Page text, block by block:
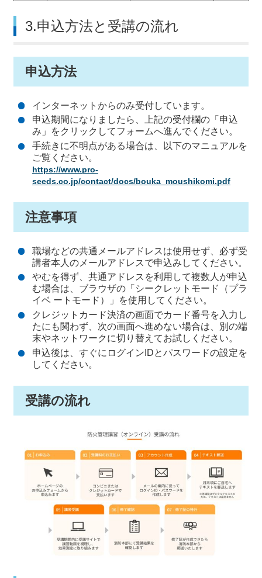
3.申込方法と受講の流れ
申込方法
インターネットからのみ受付しています。
申込期間になりましたら、上記の受付欄の「申込
み」をクリックしてフォームへ進んでください。
手続きに不明点がある場合は、以下のマニュアルを
ご覧ください。
https://www.pro-
seeds.co.jp/contact/docs/bouka_moushikomi.pdf
注意事項
職場などの共通メールアドレスは使用せず、必ず受
講者本人のメールアドレスで申込みしてください。
やむを得ず、共通アドレスを利用して複数人が申込
む場合は、ブラウザの「シークレットモード（プラ
イベ ートモード）」を使用してください。
クレジットカード決済の画面でカード番号を入力し
たにも関わず、次の画面へ進めない場合は、別の端
末やネットワークに切り替えてお試しください。
申込後は、すぐにログインIDとパスワードの設定を
してください。
受講の流れ